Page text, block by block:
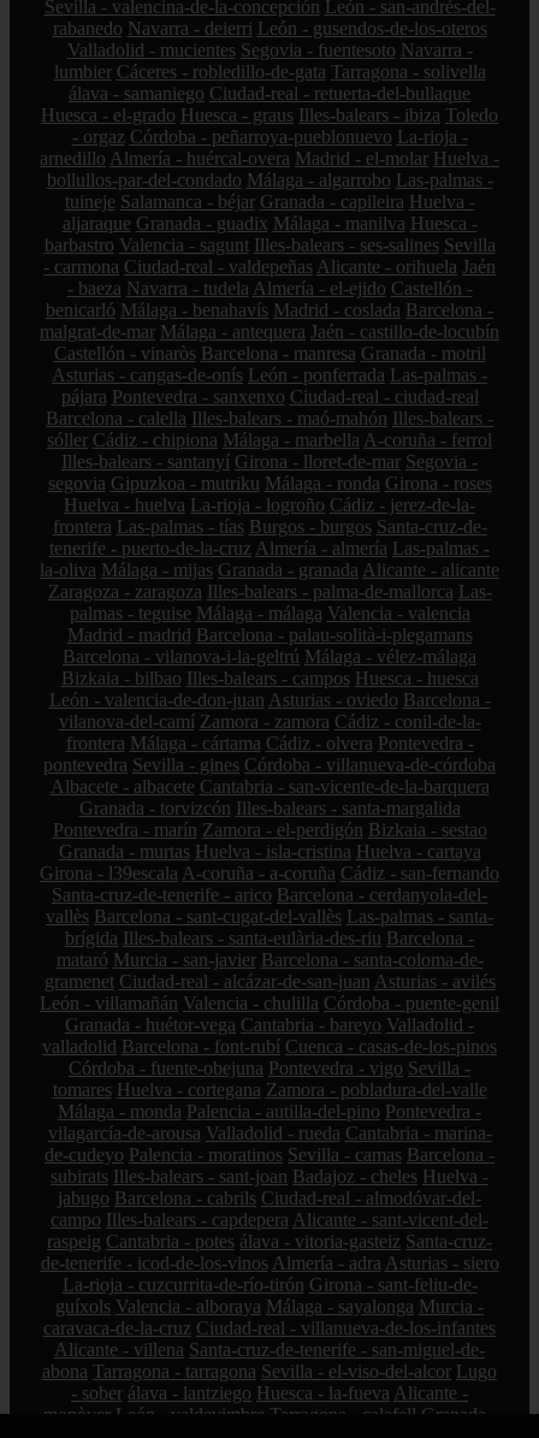
Sevilla - valencina-de-la-concepción León - san-andrés-del-
rabanedo Navarra - deierri León - gusendos-de-los-oteros
Valladolid - mucientes Segovia - fuentesoto Navarra -
lumbier Cáceres - robledillo-de-gata Tarragona - solivella
álava - samaniego Ciudad-real - retuerta-del-bullaque
Huesca - el-grado Huesca - graus Illes-balears - ibiza Toledo
- orgaz Córdoba - peñarroya-pueblonuevo La-rioja -
arnedillo Almería - huércal-overa Madrid - el-molar Huelva -
bollullos-par-del-condado Málaga - algarrobo Las-palmas -
tuineje Salamanca - béjar Granada - capileira Huelva -
aljaraque Granada - guadix Málaga - manilva Huesca -
barbastro Valencia - sagunt Illes-balears - ses-salines Sevilla
- carmona Ciudad-real - valdepeñas Alicante - orihuela Jaén
- baeza Navarra - tudela Almería - el-ejido Castellón -
benicarló Málaga - benahavís Madrid - coslada Barcelona -
malgrat-de-mar Málaga - antequera Jaén - castillo-de-locubín
Castellón - vinaròs Barcelona - manresa Granada - motril
Asturias - cangas-de-onís León - ponferrada Las-palmas -
pájara Pontevedra - sanxenxo Ciudad-real - ciudad-real
Barcelona - calella Illes-balears - maó-mahón Illes-balears -
sóller Cádiz - chipiona Málaga - marbella A-coruña - ferrol
Illes-balears - santanyí Girona - lloret-de-mar Segovia -
segovia Gipuzkoa - mutriku Málaga - ronda Girona - roses
Huelva - huelva La-rioja - logroño Cádiz - jerez-de-la-
frontera Las-palmas - tías Burgos - burgos Santa-cruz-de-
tenerife - puerto-de-la-cruz Almería - almería Las-palmas -
la-oliva Málaga - mijas Granada - granada Alicante - alicante
Zaragoza - zaragoza Illes-balears - palma-de-mallorca Las-
palmas - teguise Málaga - málaga Valencia - valencia
Madrid - madrid Barcelona - palau-solità-i-plegamans
Barcelona - vilanova-i-la-geltrú Málaga - vélez-málaga
Bizkaia - bilbao Illes-balears - campos Huesca - huesca
León - valencia-de-don-juan Asturias - oviedo Barcelona -
vilanova-del-camí Zamora - zamora Cádiz - conil-de-la-
frontera Málaga - cártama Cádiz - olvera Pontevedra -
pontevedra Sevilla - gines Córdoba - villanueva-de-córdoba
Albacete - albacete Cantabria - san-vicente-de-la-barquera
Granada - torvizcón Illes-balears - santa-margalida
Pontevedra - marín Zamora - el-perdigón Bizkaia - sestao
Granada - murtas Huelva - isla-cristina Huelva - cartaya
Girona - l39escala A-coruña - a-coruña Cádiz - san-fernando
Santa-cruz-de-tenerife - arico Barcelona - cerdanyola-del-
vallès Barcelona - sant-cugat-del-vallès Las-palmas - santa-
brígida Illes-balears - santa-eulària-des-riu Barcelona -
mataró Murcia - san-javier Barcelona - santa-coloma-de-
gramenet Ciudad-real - alcázar-de-san-juan Asturias - avilés
León - villamañán Valencia - chulilla Córdoba - puente-genil
Granada - huétor-vega Cantabria - bareyo Valladolid -
valladolid Barcelona - font-rubí Cuenca - casas-de-los-pinos
Córdoba - fuente-obejuna Pontevedra - vigo Sevilla -
tomares Huelva - cortegana Zamora - pobladura-del-valle
Málaga - monda Palencia - autilla-del-pino Pontevedra -
vilagarcía-de-arousa Valladolid - rueda Cantabria - marina-
de-cudeyo Palencia - moratinos Sevilla - camas Barcelona -
subirats Illes-balears - sant-joan Badajoz - cheles Huelva -
jabugo Barcelona - cabrils Ciudad-real - almodóvar-del-
campo Illes-balears - capdepera Alicante - sant-vicent-del-
raspeig Cantabria - potes álava - vitoria-gasteiz Santa-cruz-
de-tenerife - icod-de-los-vinos Almería - adra Asturias - siero
La-rioja - cuzcurrita-de-río-tirón Girona - sant-feliu-de-
guíxols Valencia - alboraya Málaga - sayalonga Murcia -
caravaca-de-la-cruz Ciudad-real - villanueva-de-los-infantes
Alicante - villena Santa-cruz-de-tenerife - san-miguel-de-
abona Tarragona - tarragona Sevilla - el-viso-del-alcor Lugo
- sober álava - lantziego Huesca - la-fueva Alicante -
monòver León - valdevimbre Tarragona - calafell Granada -